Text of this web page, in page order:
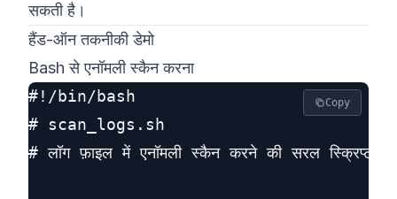
सकती है।
हैंड-ऑन तकनीकी डेमो
Bash से एनॉमली स्कैन करना
#!/bin/bash
# scan_logs.sh
# लॉग फ़ाइल में एनॉमली स्कैन करने की सरल स्क्रिप्ट
Copy